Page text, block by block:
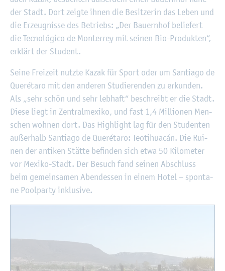
der Stadt. Dort zeig­te ihnen die Be­sit­ze­rin das Leben und
die Er­zeug­nis­se des Be­triebs: „Der Bau­ern­hof be­lie­fert
die Tec­nológico de Mon­ter­rey mit sei­nen Bio-Pro­duk­ten“,
er­klärt der Stu­dent.
Seine Frei­zeit nutz­te Kazak für Sport oder um San­tia­go de
Queréta­ro mit den an­de­ren Stu­die­ren­den zu er­kun­den.
Als „sehr schön und sehr leb­haft“ be­schreibt er die Stadt.
Diese liegt in Zen­tralm­e­xi­ko, und fast 1,4 Mil­lio­nen Men­
schen woh­nen dort. Das High­light lag für den Stu­den­ten
au­ßer­halb San­tia­go de Queréta­ro: Teo­ti­huacán. Die Rui­
nen der an­ti­ken Stät­te be­fin­den sich etwa 50 Ki­lo­me­ter
vor Me­xi­ko-Stadt. Der Be­such fand sei­nen Ab­schluss
beim ge­mein­sa­men Abend­essen in einem Hotel – spon­ta­
ne Pool­par­ty in­klu­si­ve.